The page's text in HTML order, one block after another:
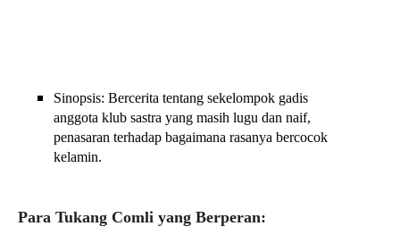
Sinopsis: Bercerita tentang sekelompok gadis
anggota klub sastra yang masih lugu dan naif,
penasaran terhadap bagaimana rasanya bercocok
kelamin.
Para Tukang Comli yang Berperan: